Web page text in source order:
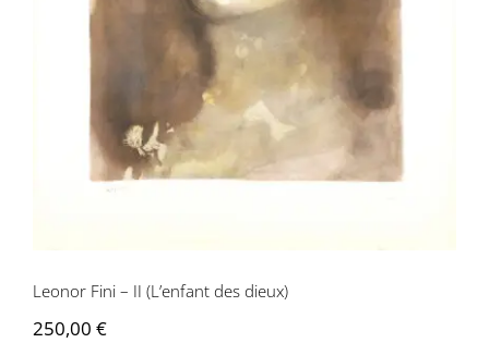
Leonor Fini – II (L’enfant des dieux)
250,00 €